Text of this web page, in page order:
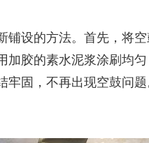
铺设的方法。首先，将
加胶的素水泥浆涂刷均
牢固，不再出现空鼓问